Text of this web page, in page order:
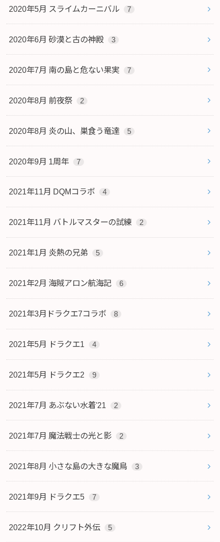
2020年5月 スライムカーニバル 7
2020年6月 砂漠と古の神殿 3
2020年7月 南の島と危ない果実 7
2020年8月 前夜祭 2
2020年8月 炎の山、巣食う竜達 5
2020年9月 1周年 7
2021年11月 DQMコラボ 4
2021年11月 バトルマスターの試練 2
2021年1月 炎熱の兄弟 5
2021年2月 海賊アロン航海記 6
2021年3月ドラクエ7コラボ 8
2021年5月 ドラクエ1 4
2021年5月 ドラクエ2 9
2021年7月 あぶない水着'21 2
2021年7月 魔法戦士の光と影 2
2021年8月 小さな島の大きな魔鳥 3
2021年9月 ドラクエ5 7
2022年10月 クリフト外伝 5